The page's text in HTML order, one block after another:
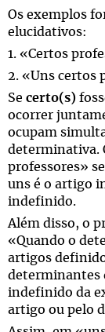
Os exemplos
elucidativos:
1. «Certos
2. «Uns certos
Se certo(s)
ocorrer
ocupam
determinativa.
professores»
uns é o artigo
indefinido.
Além disso, o
«Quando o
artigos
determinantes
indefinido da
artigo ou pelo